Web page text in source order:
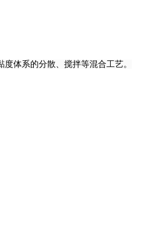
体系的分散、搅拌等混合工艺。